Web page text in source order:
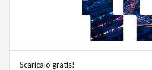
Scaricalo gratis!